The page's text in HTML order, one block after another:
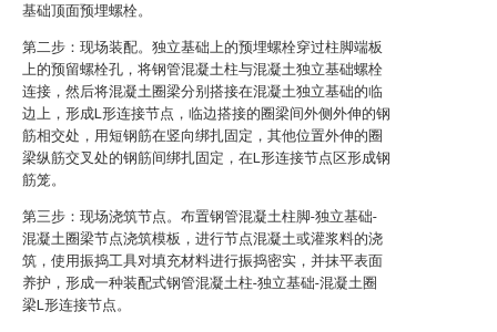
基础顶面预埋螺栓。
第二步：现场装配。独立基础上的预埋螺栓穿过柱脚端板
上的预留螺栓孔，将钢管混凝土柱与混凝土独立基础螺栓
连接，然后将混凝土圈梁分别搭接在混凝土独立基础的临
边上，形成L形连接节点，临边搭接的圈梁间外侧外伸的钢
筋相交处，用短钢筋在竖向绑扎固定，其他位置外伸的圈
梁纵筋交叉处的钢筋间绑扎固定，在L形连接节点区形成钢
筋笼。
第三步：现场浇筑节点。布置钢管混凝土柱脚-独立基础-
混凝土圈梁节点浇筑模板，进行节点混凝土或灌浆料的浇
筑，使用振捣工具对填充材料进行振捣密实，并抹平表面
养护，形成一种装配式钢管混凝土柱-独立基础-混凝土圈
梁L形连接节点。